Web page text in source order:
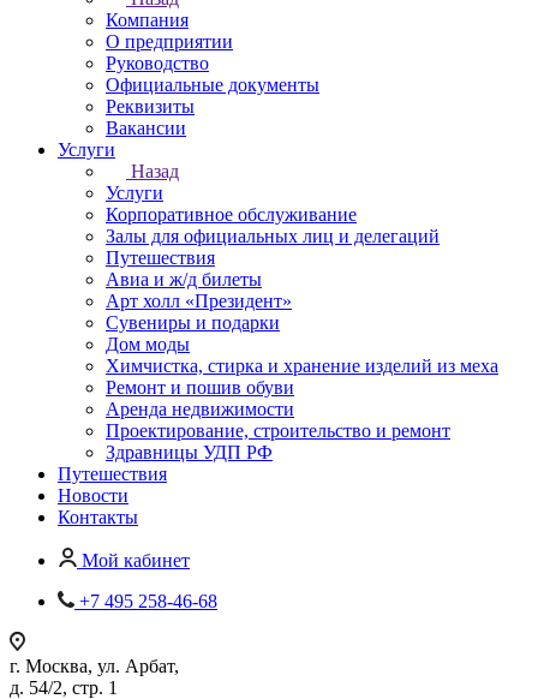
Компания
О предприятии
Руководство
Официальные документы
Реквизиты
Вакансии
Услуги
Назад
Услуги
Корпоративное обслуживание
Залы для официальных лиц и делегаций
Путешествия
Авиа и ж/д билеты
Арт холл «Президент»
Сувениры и подарки
Дом моды
Химчистка, стирка и хранение изделий из меха
Ремонт и пошив обуви
Аренда недвижимости
Проектирование, строительство и ремонт
Здравницы УДП РФ
Путешествия
Новости
Контакты
Мой кабинет
+7 495 258-46-68
г. Москва, ул. Арбат,
д. 54/2, стр. 1